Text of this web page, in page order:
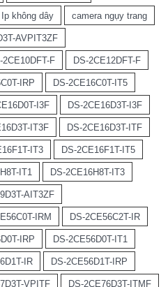
không dây camera ngụy trang
AVPIT3ZF
2CE10DFT-F DS-2CE12DFT-F
IRP DS-2CE16C0T-IT5
I3F DS-2CE16D3T-I3F
IT3F DS-2CE16D3T-ITF
IT3 DS-2CE16F1T-IT5
IT1 DS-2CE16H8T-IT3
AIT3ZF
IRM DS-2CE56C2T-IR
IRP DS-2CE56D0T-IT1
IR DS-2CE56D1T-IRP
VPITF DS-2CE76D3T-ITMF